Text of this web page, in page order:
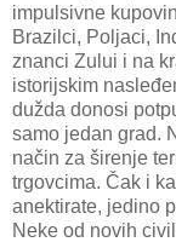
impulsivne
Brazilci, Poljaci,
znanci Zului i na
istorijskim
dužda donosi
samo jedan grad.
način za širenje
trgovcima. Čak i
anektirate, jedino
Neke od novih